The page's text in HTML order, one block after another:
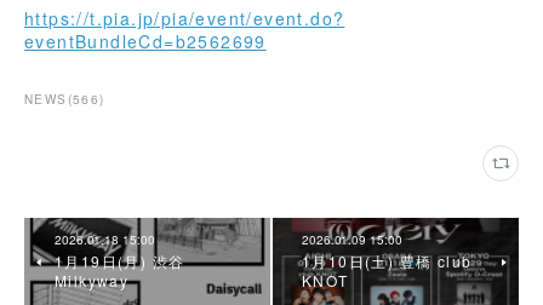
https://t.pia.jp/pia/event/event.do?
eventBundleCd=b2562699
NEWS (566)
2026.01.18 15:00
1月19日(月) 渋谷
Milkyway
2026.01.09 15:00
1月10日(土) 豊橋 club
KNOT